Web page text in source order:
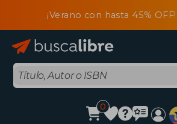
¡Verano con hasta 45% OFF!
0